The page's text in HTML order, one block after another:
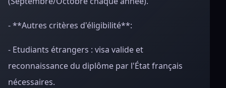
- **Autres critères d'éligibilité**:
- Etudiants étrangers : visa valide et
reconnaissance du diplôme par l'État français
nécessaires.